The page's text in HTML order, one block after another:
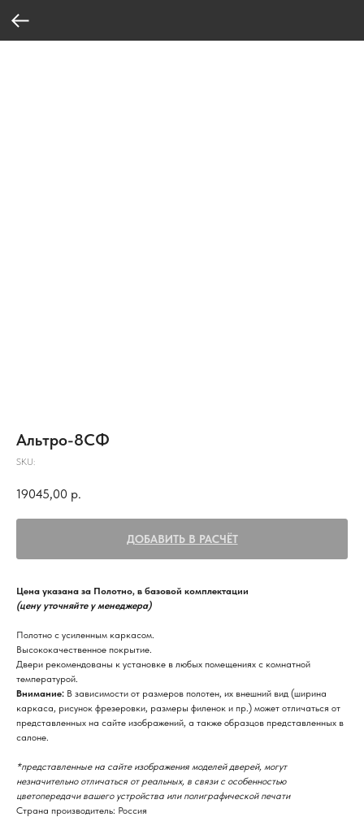
Альтро-8СФ
SKU:
19045,00 р.
ДОБАВИТЬ В РАСЧЁТ
Цена указана за Полотно, в базовой комплектации
(цену уточняйте у менеджера)
Полотно с усиленным каркасом.
Высококачественное покрытие.
Двери рекомендованы к установке в любых помещениях с комнатной
температурой.
Внимание: В зависимости от размеров полотен, их внешний вид (ширина
каркаса, рисунок фрезеровки, размеры филенок и пр.) может отличаться от
представленных на сайте изображений, а также образцов представленных в
салоне.
*представленные на сайте изображения моделей дверей, могут
незначительно отличаться от реальных, в связи с особенностью
цветопередачи вашего устройства или полиграфической печати
Страна производитель: Россия